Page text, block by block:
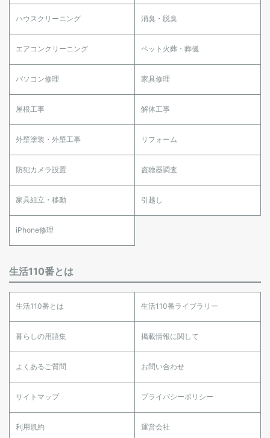
ハウスクリーニング 消臭・脱臭
エアコンクリーニング ペット火葬・葬儀
パソコン修理 家具修理
屋根工事 解体工事
外壁塗装・外壁工事 リフォーム
防犯カメラ設置 盗聴器調査
家具組立・移動 引越し
iPhone修理
生活110番とは
生活110番とは 生活110番ライブラリー
暮らしの用語集 掲載情報に関して
よくあるご質問 お問い合わせ
サイトマップ プライバシーポリシー
利用規約 運営会社